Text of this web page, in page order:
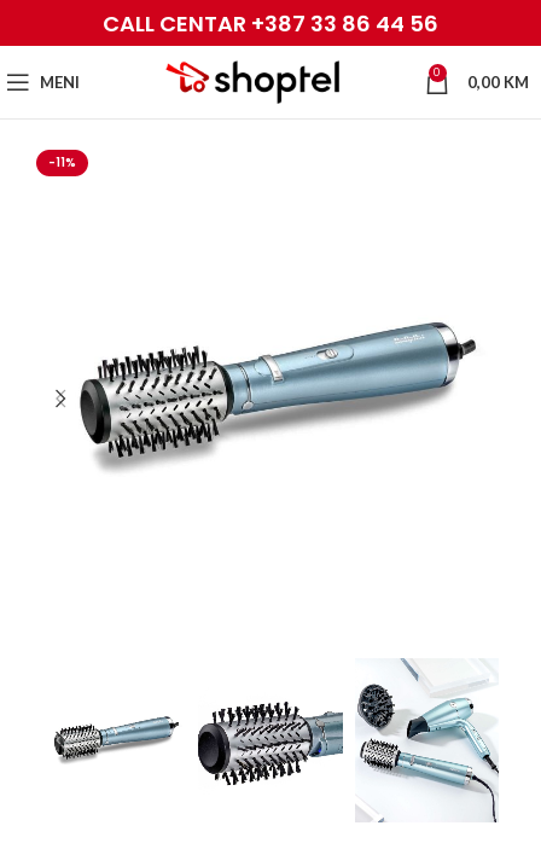
CALL CENTAR +387 33 86 44 56
MENI 0 0,00 KM
-11%